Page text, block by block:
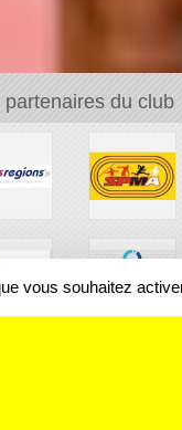
partenaires du club
vous souhaitez